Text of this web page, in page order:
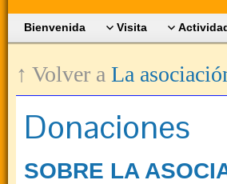
Bienvenida Visita
↑ Volver a La
Donaciones
SOBRE LA